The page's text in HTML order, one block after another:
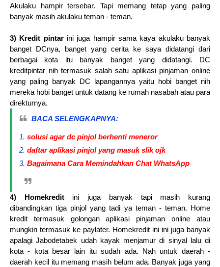
Akulaku hampir tersebar. Tapi memang tetap yang paling
banyak masih akulaku teman - teman.
3) Kredit pintarini juga hampir sama kaya akulaku banyak
banget DCnya, banget yang cerita ke saya didatangi dari
berbagai kota itu banyak banget yang didatangi. DC
kreditpintar nih termasuk salah satu aplikasi pinjaman online
yang paling banyak DC lapangannya yaitu hobi banget nih
mereka hobi banget untuk datang ke rumah nasabah atau para
direkturnya.
BACA SELENGKAPNYA:
solusi agar dc pinjol berhenti meneror
daftar aplikasi pinjol yang masuk slik ojk
Bagaimana Cara Memindahkan Chat WhatsApp
4) Homekreditini juga banyak tapi masih kurang
dibandingkan tiga pinjol yang tadi ya teman - teman. Home
kredit termasuk golongan aplikasi pinjaman online atau
mungkin termasuk ke paylater. Homekredit ini ini juga banyak
apalagi Jabodetabek udah kayak menjamur di sinyal lalu di
kota - kota besar lain itu sudah ada. Nah untuk daerah -
daerah kecil itu memang masih belum ada. Banyak juga yang